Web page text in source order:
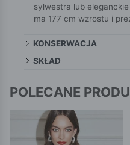
sylwestra lub
ma 177 cm wzrostu i
KONSERWACJA
SKŁAD
POLECANE